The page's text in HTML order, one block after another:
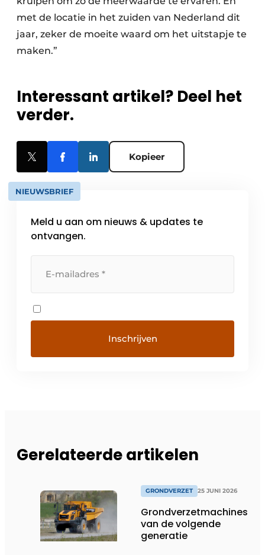
met de locatie in het zuiden van Nederland dit
jaar, zeker de moeite waard om het uitstapje te
maken.”
Interessant artikel? Deel het
verder.
Kopieer
NIEUWSBRIEF
Meld u aan om nieuws & updates te
ontvangen.
Gerelateerde artikelen
GRONDVERZET 25 JUNI 2026
Grondverzetmachines
van de volgende
generatie